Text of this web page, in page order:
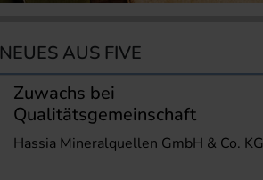
NEUES AUS FIVE
Zuwachs bei
Qualitätsgemeinschaft
Hassia Mineralquellen GmbH & Co. KG